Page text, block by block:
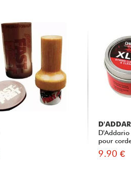
pour
9.90 €